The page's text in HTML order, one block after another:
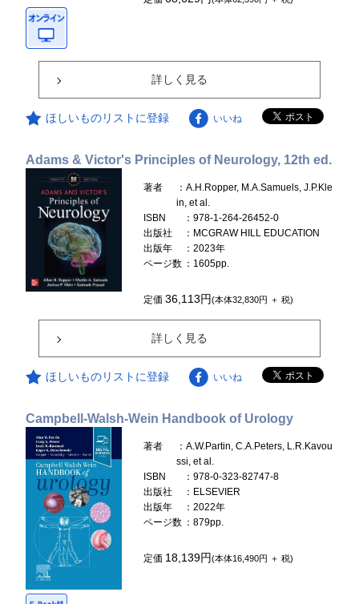
詳しく見る
ほしいものリストに登録 いいね
Adams & Victor's Principles of Neurology, 12th ed.
著者
：A.H.Ropper, M.A.Samuels, J.P.Kle
in, et al.
ISBN
：978-1-264-26452-0
出版社
：MCGRAW HILL EDUCATION
出版年
：2023年
ページ数 ：1605pp.
定価36,113円(本体32,830円 ＋ 税)
詳しく見る
ほしいものリストに登録 いいね
Campbell-Walsh-Wein Handbook of Urology
著者
：A.W.Partin, C.A.Peters, L.R.Kavou
ssi, et al.
ISBN
：978-0-323-82747-8
出版社
：ELSEVIER
出版年
：2022年
ページ数 ：879pp.
定価 18,139円(本体16,490円 ＋ 税)